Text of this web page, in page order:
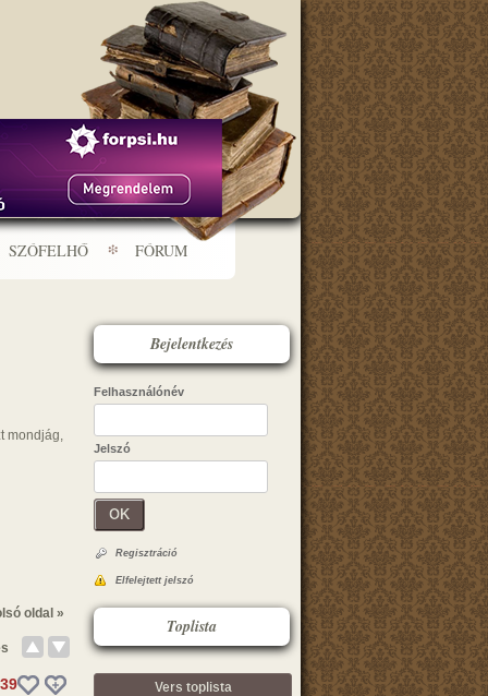
SZÓFELHŐ FÓRUM
mondjág,
oldal »
Bejelentkezés
Felhasználónév
Jelszó
OK
Regisztráció
Elfelejtett jelszó
Toplista
Vers toplista